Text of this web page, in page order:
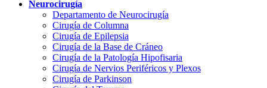
Neurocirugía
Departamento de Neurocirugía
Cirugía de Columna
Cirugía de Epilepsia
Cirugía de la Base de Cráneo
Cirugía de la Patología Hipofisaria
Cirugía de Nervios Periféricos y Plexos
Cirugía de Parkinson